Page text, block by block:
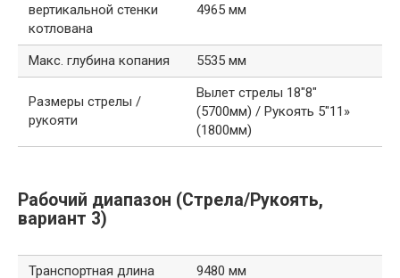
вертикальной стенки
котлована
4965 мм
Макс. глубина копания 5535 мм
Размеры стрелы /
рукояти
Вылет стрелы 18″8″
(5700мм) / Рукоять 5″11»
(1800мм)
Рабочий диапазон (Стрела/Рукоять,
вариант 3)
Транспортная длина
9480 мм